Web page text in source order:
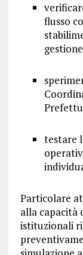
flusso
testare
Particolare
alla capacità
istituzionali